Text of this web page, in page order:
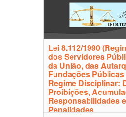
Lei 8.112/1990
dos Servidores
da União, das
Fundações Públicas
Regime Disciplinar:
Proibições,
Responsabilidades e
Penalidades